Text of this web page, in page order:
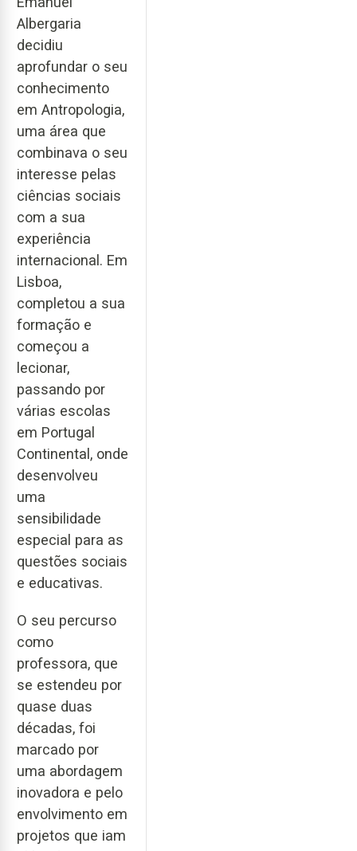
Albergaria
decidiu
aprofundar o seu
conhecimento
em Antropologia,
uma área que
combinava o seu
interesse pelas
ciências sociais
com a sua
experiência
internacional. Em
Lisboa,
completou a sua
formação e
começou a
lecionar,
passando por
várias escolas
em Portugal
Continental, onde
desenvolveu
uma
sensibilidade
especial para as
questões sociais
e educativas.
O seu percurso
como
professora, que
se estendeu por
quase duas
décadas, foi
marcado por
uma abordagem
inovadora e pelo
envolvimento em
projetos que iam